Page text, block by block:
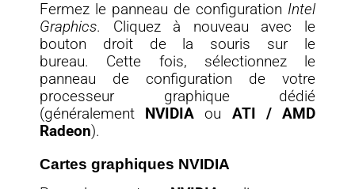
Fermez le panneau de configuration Intel
Graphics. Cliquez à nouveau avec le
bouton droit de la souris sur le
bureau. Cette fois, sélectionnez le
panneau de configuration de votre
processeur graphique dédié
(généralement
NVIDIA ou ATI / AMD
Radeon).
Cartes graphiques NVIDIA